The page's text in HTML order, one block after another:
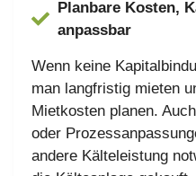
Planbare Kosten,
anpassbar
Wenn keine
man langfristig mieten
Mietkosten planen.
oder
andere Kälteleistung